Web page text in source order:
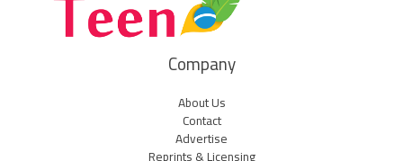
Company
About Us
Contact
Advertise
Reprints & Licensing